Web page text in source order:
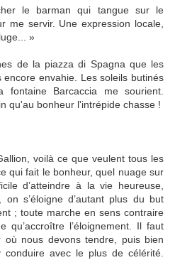
le barman qui tangue sur le
me servir. Une expression locale,
»
de la piazza di Spagna que les
envahie. Les soleils butinés
fontaine Barcaccia me sourient.
qu'au bonheur l'intrépide chasse !
voilà ce que veulent tous les
qui fait le bonheur, quel nuage sur
d’atteindre à la vie heureuse,
s’éloigne d’autant plus du but
; toute marche en sens contraire
l’éloignement. Il faut
où nous devons tendre, puis bien
avec le plus de célérité.